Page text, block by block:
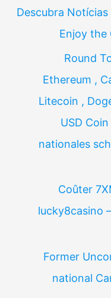
Descubra Notícias
Enjoy the
Round
Ethereum ,
Litecoin ,
USD
nationales
Coûter
lucky8casino
Former
national